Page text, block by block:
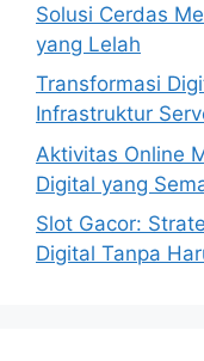
Solusi Cerdas
yang Lelah
Transformasi
Infrastruktur
Aktivitas Online
Digital yang
Slot Gacor:
Digital Tanpa